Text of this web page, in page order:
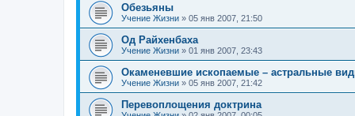
Обезьяны
Учение Жизни » 05 янв 2007, 21:50
Од Райхенбаха
Учение Жизни » 01 янв 2007, 23:43
Окаменевшие ископаемые – астральные
Учение Жизни » 05 янв 2007, 21:42
Перевоплощения доктрина